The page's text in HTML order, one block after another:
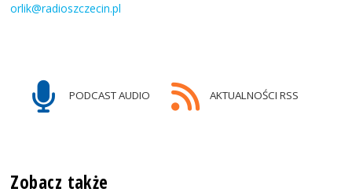
orlik@radioszczecin.pl
PODCAST AUDIO AKTUALNOŚCI RSS
Zobacz także